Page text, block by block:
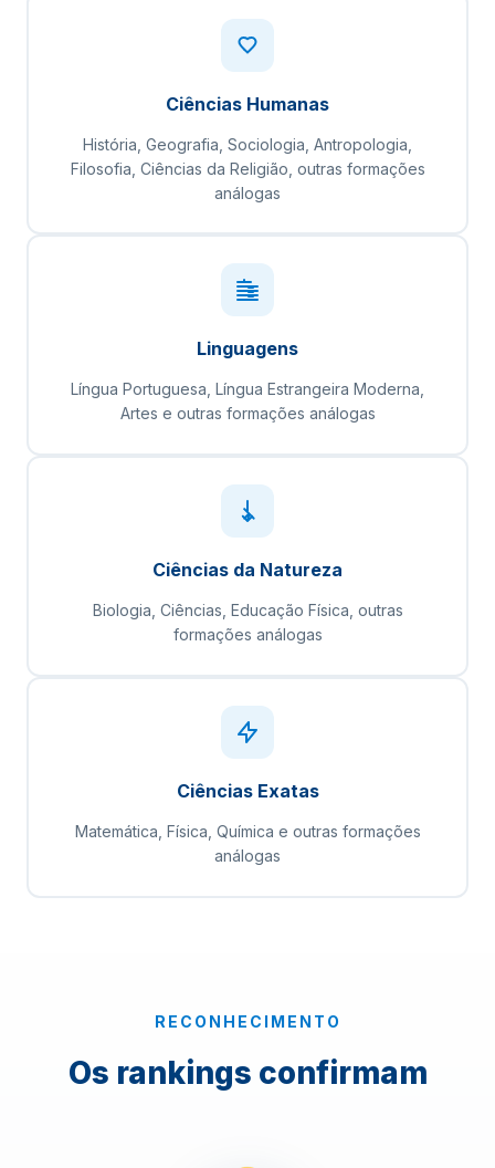
Ciências Humanas
História, Geografia, Sociologia, Antropologia,
Filosofia, Ciências da Religião, outras formações
análogas
Linguagens
Língua Portuguesa, Língua Estrangeira Moderna,
Artes e outras formações análogas
Ciências da Natureza
Biologia, Ciências, Educação Física, outras
formações análogas
Ciências Exatas
Matemática, Física, Química e outras formações
análogas
RECONHECIMENTO
Os rankings confirmam